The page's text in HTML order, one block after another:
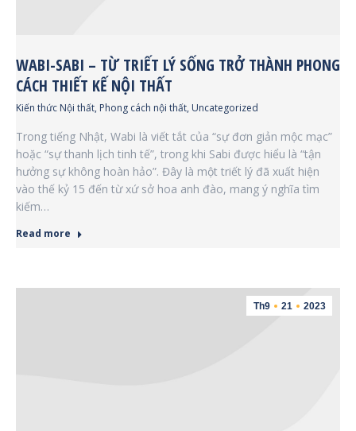
WABI-SABI – TỪ TRIẾT LÝ SỐNG TRỞ THÀNH PHONG
CÁCH THIẾT KẾ NỘI THẤT
Kiến thức Nội thất, Phong cách nội thất, Uncategorized
Trong tiếng Nhật, Wabi là viết tắt của “sự đơn giản mộc mạc”
hoặc “sự thanh lịch tinh tế”, trong khi Sabi được hiểu là “tận
hưởng sự không hoàn hảo”. Đây là một triết lý đã xuất hiện
vào thế kỷ 15 đến từ xứ sở hoa anh đào, mang ý nghĩa tìm
kiếm…
Read more
Th9 21 2023